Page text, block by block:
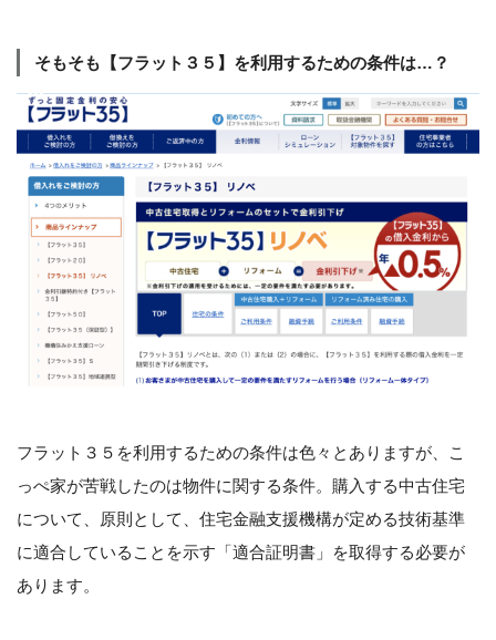
そもそも【フラット３５】を利用するための条件は…？
フラット３５を利用するための条件は色々とありますが、こ
っぺ家が苦戦したのは物件に関する条件。購入する中古住宅
について、原則として、住宅金融支援機構が定める技術基準
に適合していることを示す「適合証明書」を取得する必要が
あります。